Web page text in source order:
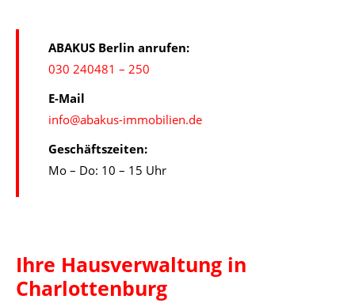
ABAKUS Berlin anrufen:
030 240481 – 250
E-Mail
info@abakus-immobilien.de
Geschäftszeiten:
Mo – Do: 10 – 15 Uhr
Ihre Hausverwaltung in
Charlottenburg